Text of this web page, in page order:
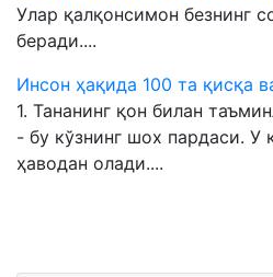
Улар қалқонсимон безнинг
беради....
Инсон ҳақида 100 та қисқа
1. Тананинг қон билан
- бу кўзнинг шох пардаси. У
ҳаводан олади....